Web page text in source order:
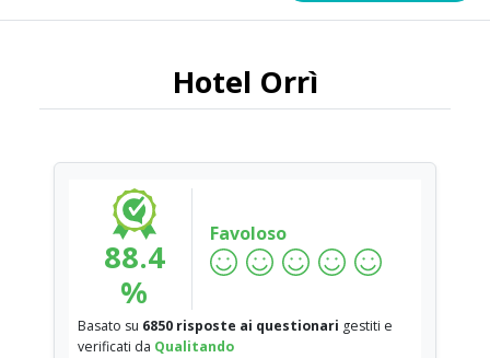
Hotel Orrì
88.4
%
Favoloso
Basato su 6850 risposte ai questionari gestiti e
verificati da Qualitando